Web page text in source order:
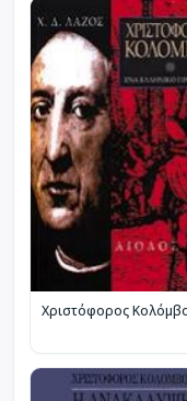
Χριστόφορος